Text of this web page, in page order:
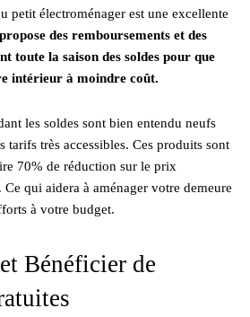
petit électroménager est une excellente
des remboursements et des
toute la saison des soldes pour que
intérieur à moindre coût.
les soldes sont bien entendu neufs
tarifs très accessibles. Ces produits sont
70% de réduction sur le prix
qui aidera à aménager votre demeure
à votre budget.
Bénéficier de